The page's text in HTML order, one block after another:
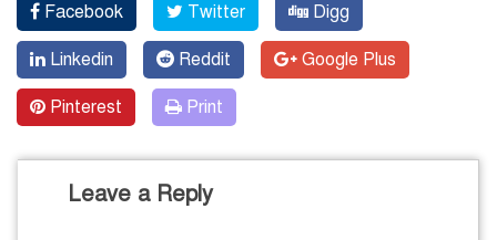
Facebook Twitter Digg
Linkedin Reddit Google Plus
Pinterest Print
Leave a Reply